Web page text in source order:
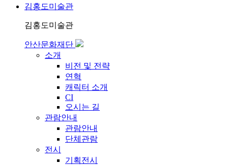
김홍도미술관
김홍도미술관
안산문화재단
소개
비전 및 전략
연혁
캐릭터 소개
CI
오시는 길
관람안내
관람안내
단체관람
전시
기획전시